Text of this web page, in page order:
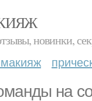
новинки,
на